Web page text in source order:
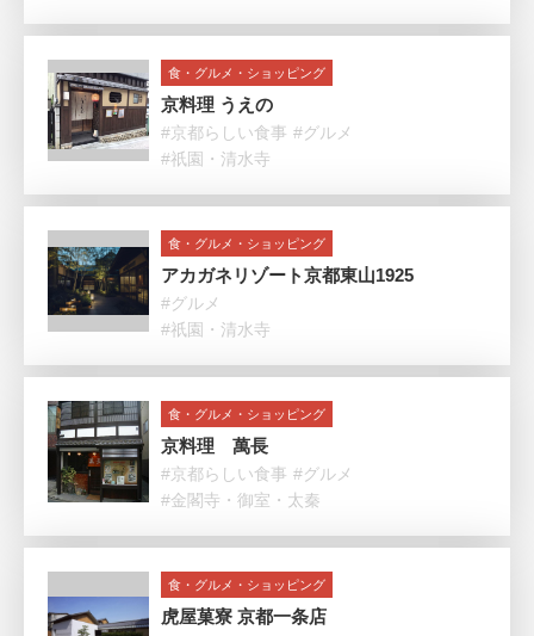
食・グルメ・ショッピング
京料理 うえの
#京都らしい食事 #グルメ
#祇園・清水寺
食・グルメ・ショッピング
アカガネリゾート京都東山1925
#グルメ
#祇園・清水寺
食・グルメ・ショッピング
京料理 萬長
#京都らしい食事 #グルメ
#金閣寺・御室・太秦
食・グルメ・ショッピング
虎屋菓寮 京都一条店